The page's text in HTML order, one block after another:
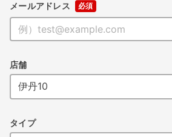
メールアドレス
店舗
タイプ